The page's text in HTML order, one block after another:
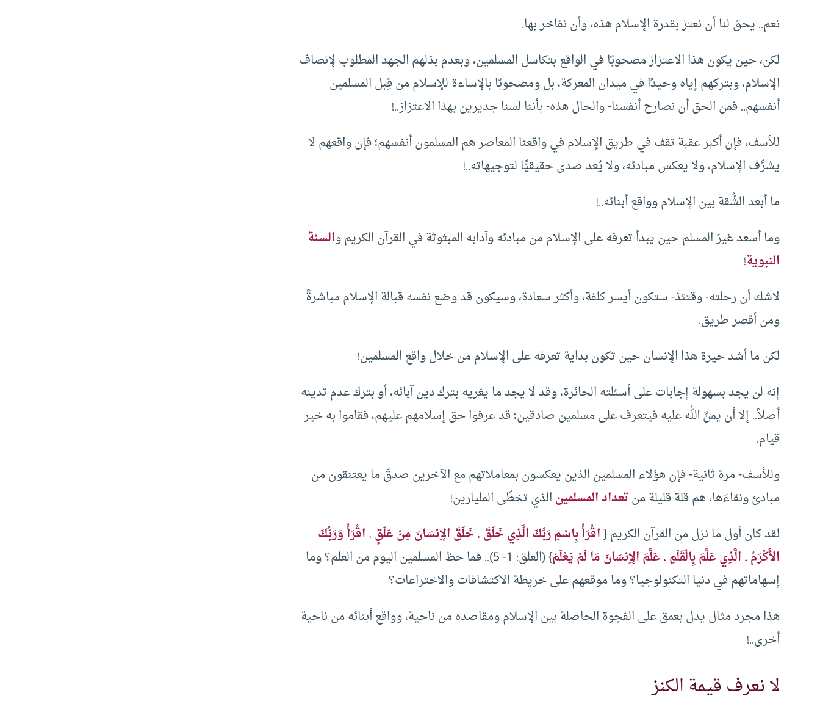
نعم.. يحق لنا أن نعتز بقدرة الإسلام هذه، وأن نفاخر بها.
لكن، حين يكون هذا الاعتزاز مصحوبًا في الواقع بتكاسل المسلمين، وبعدم بذلهم الجهد المطلوب لإنصاف
الإسلام، وبتركهم إياه وحيدًا في ميدان المعركة، بل ومصحوبًا بالإساءة للإسلام من قِبل المسلمين
أنفسهم.. فمن الحق أن نصارح أنفسنا- والحال هذه- بأننا لسنا جديرين بهذا الاعتزاز..!
للأسف، فإن أكبر عقبة تقف في طريق الإسلام في واقعنا المعاصر هم المسلمون أنفسهم؛ فإن واقعهم لا
يشرِّف الإسلام، ولا يعكس مبادئه، ولا يُعد صدى حقيقيًّا لتوجيهاته..!
ما أبعد الشُّقة بين الإسلام وواقع أبنائه..!
وما أسعد غيرَ المسلم حين يبدأ تعرفه على الإسلام من مبادئه وآدابه المبثوثة في القرآن الكريم والسنة
النبوية!
لاشك أن رحلته- وقتئذ- ستكون أيسر كلفة، وأكثر سعادة، وسيكون قد وضع نفسه قبالة الإسلام مباشرةً
ومن أقصر طريق.
لكن ما أشد حيرة هذا الإنسان حين تكون بداية تعرفه على الإسلام من خلال واقع المسلمين!
إنه لن يجد بسهولة إجابات على أسئلته الحائرة، وقد لا يجد ما يغريه بترك دين آبائه، أو بترك عدم تدينه
أصلاً.. إلا أن يمنَّ الله عليه فيتعرف على مسلمين صادقين؛ قد عرفوا حق إسلامهم عليهم، فقاموا به خير
قيام.
وللأسف- مرة ثانية- فإن هؤلاء المسلمين الذين يعكسون بمعاملاتهم مع الآخرين صدقَ ما يعتنقون من
مبادئ ونقاءَها، هم قلة قليلة منتعداد المسلمينالذي تخطّى المليارين!
لقد كان أول ما نزل من القرآن الكريم {اقْرَأْ بِاسْمِ رَبِّكَ الَّذِي خَلَقَ . خَلَقَ الإِنسَانَ مِنْ عَلَقٍ . اقْرَأْ وَرَبُّكَ
الأَكْرَمُ . الَّذِي عَلَّمَ بِالْقَلَمِ . عَلَّمَ الإِنسَانَ مَا لَمْ يَعْلَمْ
} (العلق: 1- 5).. فما حظ المسلمين اليوم من العلم؟ وما
إسهاماتهم في دنيا التكنولوجيا؟ وما موقعهم على خريطة الاكتشافات والاختراعات؟
هذا مجرد مثال يدل بعمق على الفجوة الحاصلة بين الإسلام ومقاصده من ناحية، وواقع أبنائه من ناحية
أخرى..!
لا نعرف قيمة الكنز